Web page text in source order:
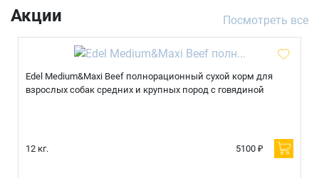
Акции Посмотреть все
Edel Medium&Maxi Beef полнорационный сухой корм для
взрослых собак средних и крупных пород с говядиной
12 кг. 5100 ₽